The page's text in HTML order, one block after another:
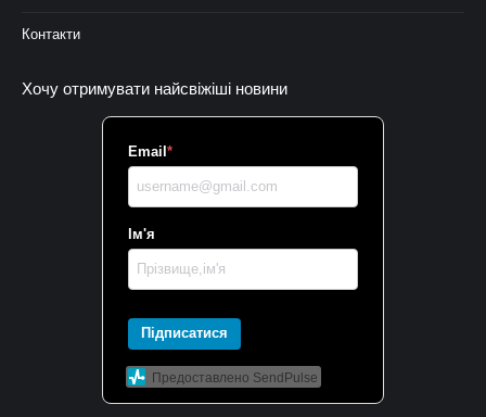
Контакти
Хочу отримувати найсвіжіші новини
Email*
Ім'я
Підписатися
Предоставлено SendPulse